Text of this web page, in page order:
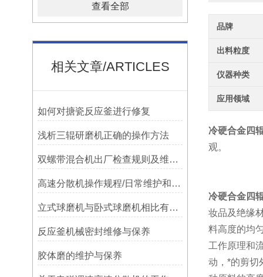
查看全部
相关文章/ARTICLES
如何对搪瓷反应釜进行修复
浅析三辊研磨机正确的操作方法
双螺带混合机出厂检查规则及维修保养
高速分散机操作规程/日常维护和保养
立式球磨机与卧式球磨机相比有哪些优点
反应釜机械密封维修与保养
胶体磨的维护与保养
品牌
出料粒度
仪器种类
应用领域
冷硬合金四
观。
冷硬合金四
妆品及绝缘
料高度的均
工作原理和
动，*的剪切